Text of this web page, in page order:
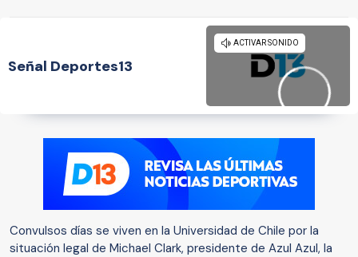
Señal Deportes13
Convulsos días se viven en la Universidad de Chile por la
situación legal de Michael Clark, presidente de Azul Azul, la